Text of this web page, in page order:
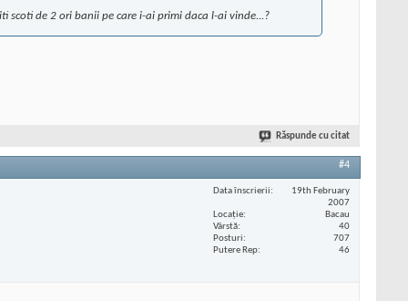
scoti de 2 ori banii pe care i-ai primi daca l-ai vinde...?
Răspunde cu citat
#4
Data înscrierii
19th February
2007
Locaţie
Bacau
Vârstă
40
Posturi
707
Putere Rep
46